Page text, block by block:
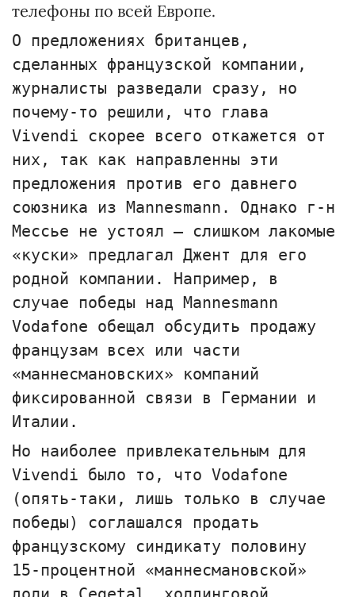
телефоны по всей Европе.
О предложениях британцев,
сделанных французской компании,
журналисты разведали сразу, но
почему-то решили, что глава
Vivendi скорее всего откажется от
них, так как направленны эти
предложения против его давнего
союзника из Mannesmann. Однако г-н
Мессье не устоял — слишком лакомые
«куски» предлагал Джент для его
родной компании. Например, в
случае победы над Маnnesmann
Vodafone обещал обсудить продажу
французам всех или части
«маннесмановских» компаний
фиксированной связи в Германии и
Италии.
Но наиболее привлекательным для
Vivendi было то, что Vodafone
(опять-таки, лишь только в случае
победы) соглашался продать
французскому синдикату половину
15-процентной «маннесмановской»